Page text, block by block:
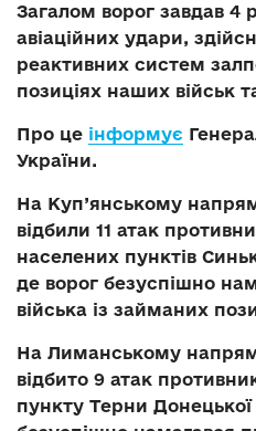
Загалом ворог завдав 4
авіаційних удари,
реактивних систем
позиціях наших військ
Про це інформує
України.
На Куп’янському
відбили 11 атак
населених пунктів
де ворог безуспішно
війська із займаних
На Лиманському
відбито 9 атак
пункту Терни Донецької